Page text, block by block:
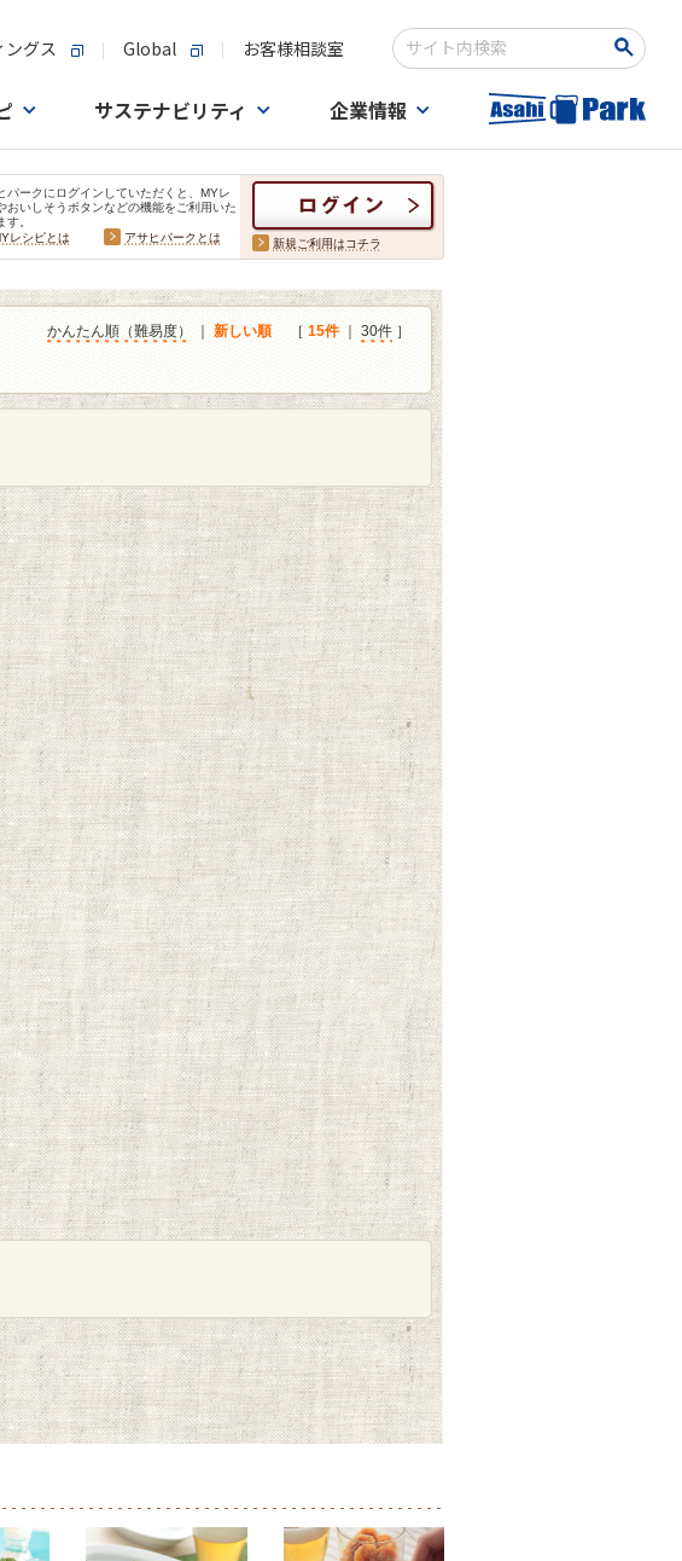
ングス Global お客様相談室
検索キーワード入力
サステナビリティ 企業情報
パークにログインしていただくと、MYレ
おいしそうボタンなどの機能をご利用いた
す。
レシピとは
アサヒパークとは 新規ご利用はコチラ
かんたん順（難易度） 新しい順 ［ 15件｜ 30件 ］